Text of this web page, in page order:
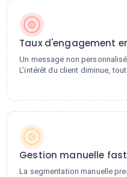
Taux d'engagement
Un message non
L'intérêt du client diminue,
Gestion manuelle
La segmentation manuelle